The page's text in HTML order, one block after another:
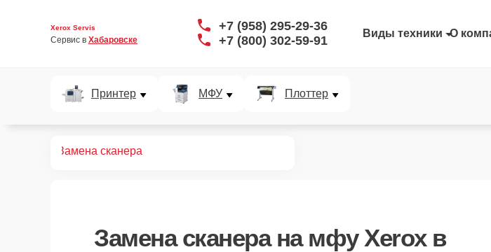
Xerox Servis
Сервис в Хабаровске
+7 (958) 295-29-36
+7 (800) 302-59-91
Виды техники О
Принтер МФУ Плоттер
Замена сканера
Замена сканерана мфу Xerox в